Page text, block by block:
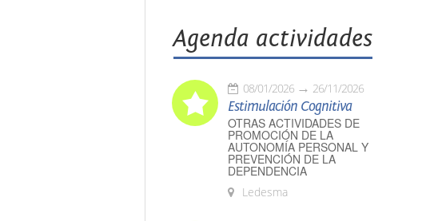
Agenda actividades
08/01/2026 26/11/2026
Estimulación Cognitiva
OTRAS ACTIVIDADES DE
PROMOCIÓN DE LA
AUTONOMÍA PERSONAL Y
PREVENCIÓN DE LA
DEPENDENCIA
Ledesma